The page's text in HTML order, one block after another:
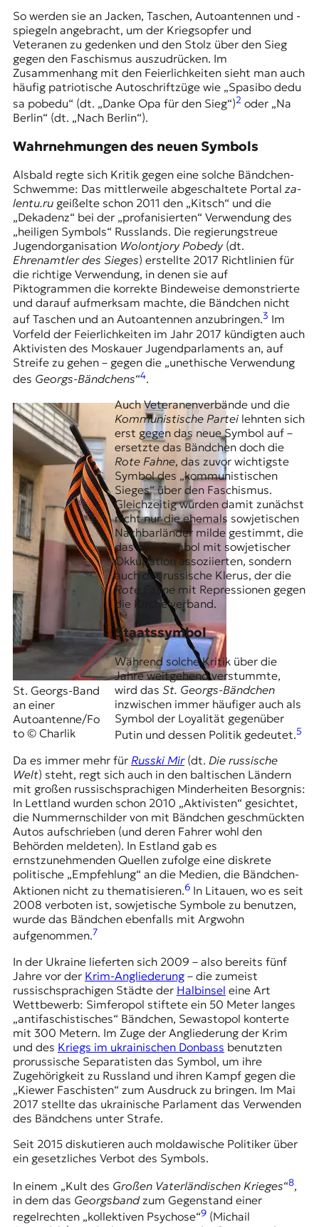
z
u
O
s
t
e
u
r
p
.
So werden sie an Jacken, Taschen, Autoantennen und -
spiegeln angebracht, um der Kriegsopfer und
Veteranen zu gedenken und den Stolz über den Sieg
gegen den Faschismus auszudrücken. Im
Zusammenhang mit den Feierlichkeiten sieht man auch
häufig patriotische Autoschriftzüge wie „Spasibo dedu
sa pobedu“ (dt. „Danke Opa für den Sieg“)2 oder „Na
Berlin“ (dt. „Nach Berlin“).
Wahrnehmungen des neuen Symbols
Alsbald regte sich Kritik gegen eine solche Bändchen-
Schwemme: Das mittlerweile abgeschaltete Portal za-
lentu.rugeißelte schon 2011 den „Kitsch“ und die
„Dekadenz“ bei der „profanisierten“ Verwendung des
„heiligen Symbols“ Russlands. Die regierungstreue
Jugendorganisation Wolontjory Pobedy(dt.
Ehrenamtler des Sieges) erstellte 2017 Richtlinien für
die richtige Verwendung, in denen sie auf
Piktogrammen die korrekte Bindeweise demonstrierte
und darauf aufmerksam machte, die Bändchen nicht
auf Taschen und an Autoantennen anzubringen.3 Im
Vorfeld der Feierlichkeiten im Jahr 2017 kündigten auch
Aktivisten des Moskauer Jugendparlaments an, auf
Streife zu gehen – gegen die „unethische Verwendung
des Georgs-Bändchens“4.
St. Georgs-Band
an einer
Autoantenne/Fo
to © Charlik
Auch Veteranenverbände und die
Kommunistische Partei lehnten sich
erst gegen das neue Symbol auf –
ersetzte das Bändchen doch die
Rote Fahne, das zuvor wichtigste
Symbol des „kommunistischen
Sieges“ über den Faschismus.
Gleichzeitig wurden damit zunächst
nicht nur die ehemals sowjetischen
Nachbarländer milde gestimmt, die
das alte Symbol mit sowjetischer
Okkupation assoziierten, sondern
auch der russische Klerus, der die
Rote Fahne mit Repressionen gegen
die Kirche verband.
Staatssymbol
Während solche Kritik über die
Jahre weitgehend verstummte,
wird dasSt. Georgs-Bändchen
inzwischen immer häufiger auch als
Symbol der Loyalität gegenüber
Putin und dessen Politik gedeutet.5
Da es immer mehr für Russki Mir(dt. Die russische
Welt) steht, regt sich auch in den baltischen Ländern
mit großen russischsprachigen Minderheiten Besorgnis:
In Lettland wurden schon 2010 „Aktivisten“ gesichtet,
die Nummernschilder von mit Bändchen geschmückten
Autos aufschrieben (und deren Fahrer wohl den
Behörden meldeten). In Estland gab es
ernstzunehmenden Quellen zufolge eine diskrete
politische „Empfehlung“ an die Medien, die Bändchen-
Aktionen nicht zu thematisieren.6In Litauen, wo es seit
2008 verboten ist, sowjetische Symbole zu benutzen,
wurde das Bändchen ebenfalls mit Argwohn
aufgenommen.7
In der Ukraine lieferten sich 2009 – also bereits fünf
Jahre vor der Krim-Angliederung– die zumeist
russischsprachigen Städte der Halbinsel eine Art
Wettbewerb: Simferopol stiftete ein 50 Meter langes
„antifaschistisches“ Bändchen, Sewastopol konterte
mit 300 Metern. Im Zuge der Angliederung der Krim
und des Kriegs im ukrainischen Donbass benutzten
prorussische Separatisten das Symbol, um ihre
Zugehörigkeit zu Russland und ihren Kampf gegen die
„Kiewer Faschisten“ zum Ausdruck zu bringen. Im Mai
2017 stellte das ukrainische Parlament das Verwenden
des Bändchens unter Strafe.
Seit 2015 diskutieren auch moldawische Politiker über
ein gesetzliches Verbot des Symbols.
In einem „Kult des Großen Vaterländischen Krieges“8,
in dem das Georgsbandzum Gegenstand einer
regelrechten „kollektiven Psychose“9(Michail